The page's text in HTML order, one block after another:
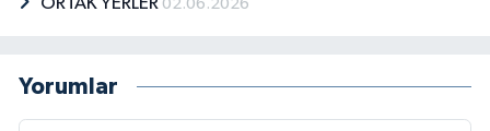
ORTAK YERLER 02.06.2026
Yorumlar